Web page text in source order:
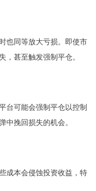
也同等放大亏损。即使市
甚至触发强制平仓。
台可能会强制平仓以控制
中挽回损失的机会。
成本会侵蚀投资收益，特